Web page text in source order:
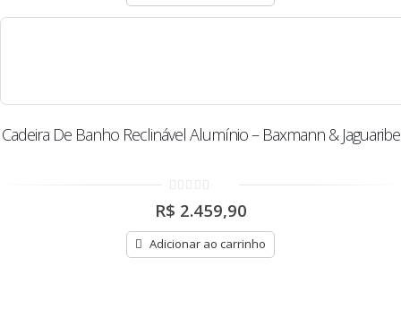
Cadeira De Banho Reclinável Alumínio – Baxmann & Jaguaribe
0
out
5
R$ 2.459,90
Adicionar ao carrinho